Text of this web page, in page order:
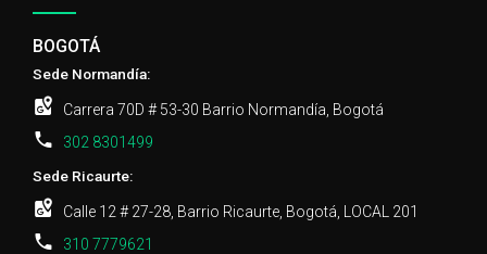
BOGOTÁ
Sede Normandía:
Carrera 70D # 53-30 Barrio Normandía, Bogotá
302 8301499
Sede Ricaurte:
Calle 12 # 27-28, Barrio Ricaurte, Bogotá, LOCAL 201
310 7779621